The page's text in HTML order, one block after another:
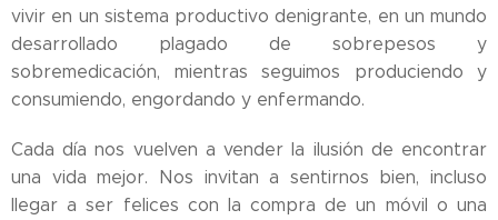
vivir en un sistema productivo denigrante, en un mundo
desarrollado plagado de sobrepesos y
sobremedicación, mientras seguimos produciendo y
consumiendo, engordando y enfermando.
Cada día nos vuelven a vender la ilusión de encontrar
una vida mejor. Nos invitan a sentirnos bien, incluso
llegar a ser felices con la compra de un móvil o una